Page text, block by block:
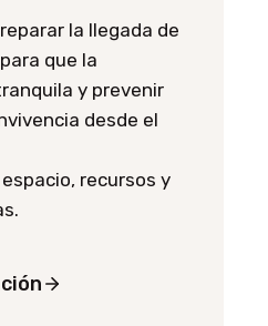
la llegada de
que la
y prevenir
desde el
recursos y